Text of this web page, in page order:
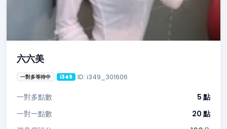
六六美
一對多等待中 i349 ID: i349_301606
一對多點數
5 點
一對一點數
20 點